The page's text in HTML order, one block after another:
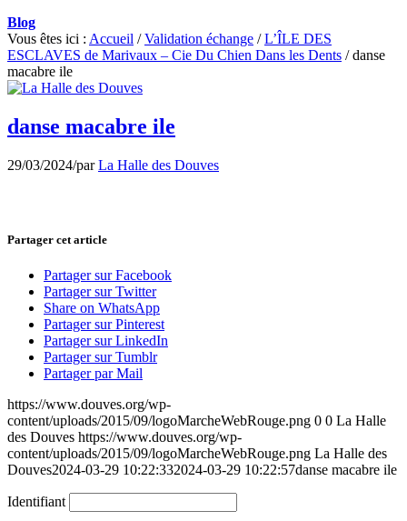
Blog
Vous êtes ici : Accueil / Validation échange / L’ÎLE DES
ESCLAVES de Marivaux – Cie Du Chien Dans les Dents / danse
macabre ile
danse macabre ile
29/03/2024/parLa Halle des Douves
Partager cet article
Partager sur Facebook
Partager sur Twitter
Share on WhatsApp
Partager sur Pinterest
Partager sur LinkedIn
Partager sur Tumblr
Partager par Mail
https://www.douves.org/wp-
content/uploads/2015/09/logoMarcheWebRouge.png 0 0 La Halle
des Douves https://www.douves.org/wp-
content/uploads/2015/09/logoMarcheWebRouge.png La Halle des
Douves2024-03-29 10:22:332024-03-29 10:22:57danse macabre ile
Identifiant